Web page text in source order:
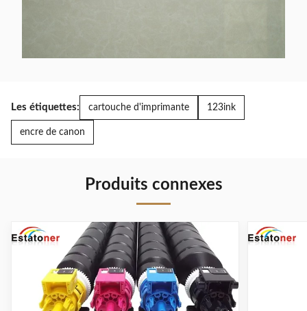
Les étiquettes: cartouche d'imprimante 123ink
encre de canon
Produits connexes